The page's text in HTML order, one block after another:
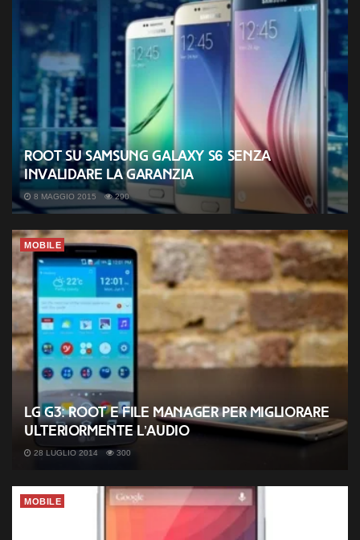
Root su Samsung Galaxy S6 senza
invalidare la garanzia
8 MAGGIO 2015 290
MOBILE
LG G3: root e file manager per migliorare
ulteriormente l’audio
28 LUGLIO 2014 300
MOBILE